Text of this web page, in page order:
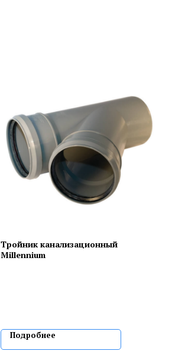
Тройник канализационный
Millennium
Подробнее